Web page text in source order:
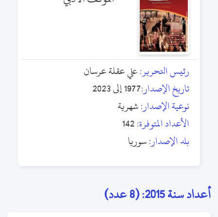
رئيس التحرير:علي عقلة عرسان
تاريخ الإصدار:1977 إلى 2023
نوعية الإصدار:شهرية
الأعداد المتوفرة:142
بلد الإصدار:سوريا
أعداد سنة 2015: (8 عدد)